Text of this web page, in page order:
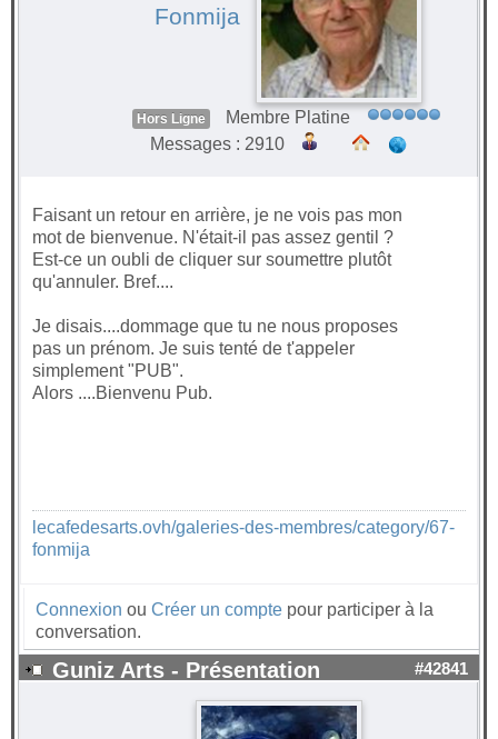
Fonmija
Hors Ligne
Membre Platine
Messages : 2910
Faisant un retour en arrière, je ne vois pas mon
mot de bienvenue. N'était-il pas assez gentil ?
Est-ce un oubli de cliquer sur soumettre plutôt
qu'annuler. Bref....
Je disais....dommage que tu ne nous proposes
pas un prénom. Je suis tenté de t'appeler
simplement "PUB".
Alors ....Bienvenu Pub.
lecafedesarts.ovh/galeries-des-membres/category/67-
fonmija
Connexion ou Créer un compte pour participer à la
conversation.
Guniz Arts - Présentation #42841